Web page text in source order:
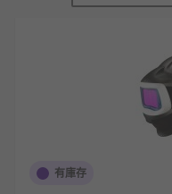
A welding mask is a
covers your face and
darkness or auto-
you can concentrate
sparks. They are
有庫存